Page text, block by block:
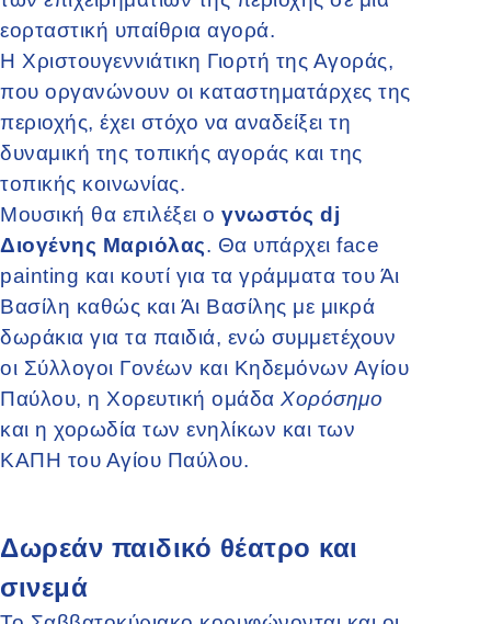
εορταστική υπαίθρια αγορά.
Η Χριστουγεννιάτικη Γιορτή της Αγοράς,
που οργανώνουν οι καταστηματάρχες της
περιοχής, έχει στόχο να αναδείξει τη
δυναμική της τοπικής αγοράς και της
τοπικής κοινωνίας.
Μουσική θα επιλέξει ο γνωστός dj
Διογένης Μαριόλας. Θα υπάρχει face
painting και κουτί για τα γράμματα του Άι
Βασίλη καθώς και Άι Βασίλης με μικρά
δωράκια για τα παιδιά, ενώ συμμετέχουν
οι Σύλλογοι Γονέων και Κηδεμόνων Αγίου
Παύλου, η Χορευτική ομάδα Χορόσημο
και η χορωδία των ενηλίκων και των
ΚΑΠΗ του Αγίου Παύλου.
Δωρεάν παιδικό θέατρο και
σινεμά